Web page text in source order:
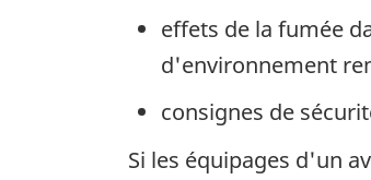
effets de la fumée
d'environnement
consignes de
Si les équipages d'un